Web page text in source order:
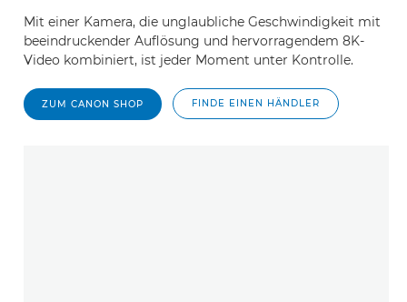
Mit einer Kamera, die unglaubliche Geschwindigkeit mit
beeindruckender Auflösung und hervorragendem 8K-
Video kombiniert, ist jeder Moment unter Kontrolle.
ZUM CANON SHOP FINDE EINEN HÄNDLER